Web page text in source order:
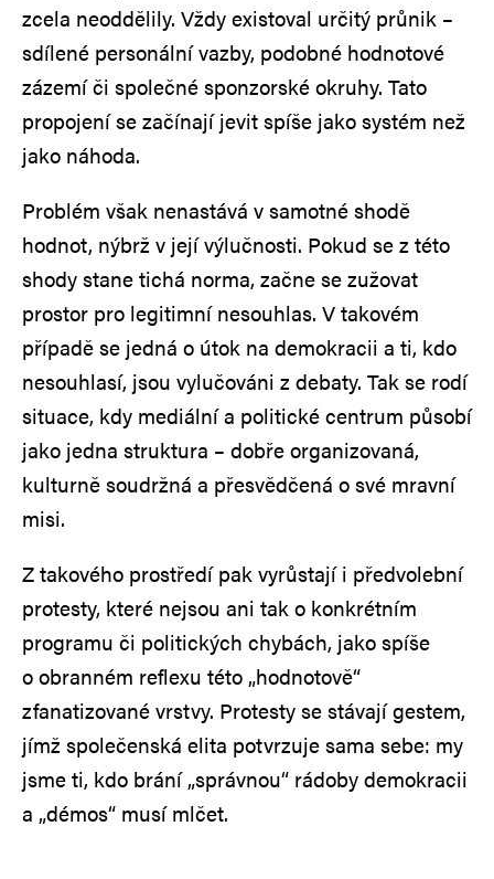
zcela neoddělily. Vždy existoval určitý průnik –
sdílené personální vazby, podobné hodnotové
zázemí či společné sponzorské okruhy. Tato
propojení se začínají jevit spíše jako systém než
jako náhoda.
Problém však nenastává v samotné shodě
hodnot, nýbrž v její výlučnosti. Pokud se z této
shody stane tichá norma, začne se zužovat
prostor pro legitimní nesouhlas. V takovém
případě se jedná o útok na demokracii a ti, kdo
nesouhlasí, jsou vylučováni z debaty. Tak se rodí
situace, kdy mediální a politické centrum působí
jako jedna struktura – dobře organizovaná,
kulturně soudržná a přesvědčená o své mravní
misi.
Z takového prostředí pak vyrůstají i předvolební
protesty, které nejsou ani tak o konkrétním
programu či politických chybách, jako spíše
o obranném reflexu této „hodnotově“
zfanatizované vrstvy. Protesty se stávají gestem,
jímž společenská elita potvrzuje sama sebe: my
jsme ti, kdo brání „správnou“ rádoby demokracii
a „démos“ musí mlčet.